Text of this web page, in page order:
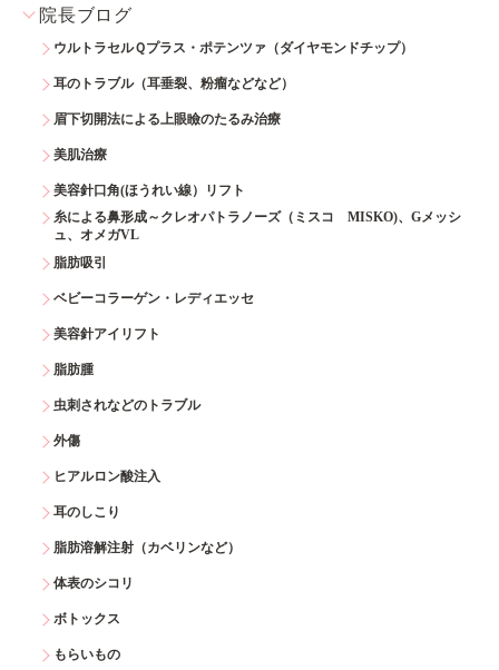
院長ブログ
ウルトラセルＱプラス・ポテンツァ（ダイヤモンドチップ）
耳のトラブル（耳垂裂、粉瘤などなど）
眉下切開法による上眼瞼のたるみ治療
美肌治療
美容針口角(ほうれい線）リフト
糸による鼻形成～クレオパトラノーズ（ミスコ MISKO)、Gメッシ
ュ、オメガVL
脂肪吸引
ベビーコラーゲン・レディエッセ
美容針アイリフト
脂肪腫
虫刺されなどのトラブル
外傷
ヒアルロン酸注入
耳のしこり
脂肪溶解注射（カベリンなど）
体表のシコリ
ボトックス
もらいもの